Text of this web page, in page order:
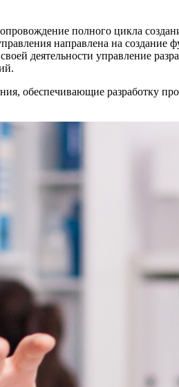
полного цикла
направлена на
деятельности управление
обеспечивающие разработку